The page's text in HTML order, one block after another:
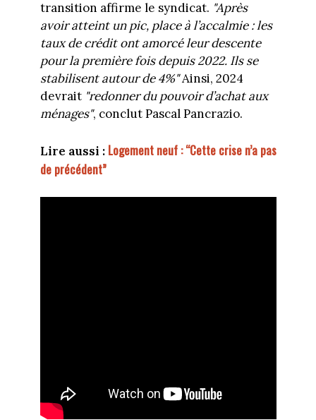
transition affirme le syndicat. "Après
avoir atteint un pic, place à l’accalmie : les
taux de crédit ont amorcé leur descente
pour la première fois depuis 2022. Ils se
stabilisent autour de 4%"Ainsi, 2024
devrait "redonner du pouvoir d’achat aux
ménages", conclut Pascal Pancrazio.
Lire aussi : Logement neuf : “Cette crise n’a pas
de précédent”